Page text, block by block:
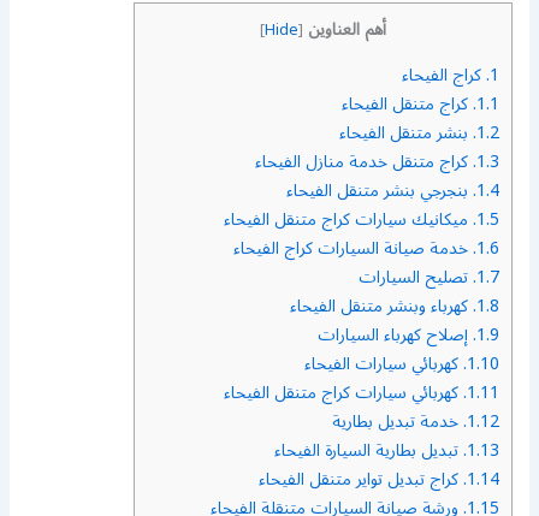
أهم العناوين [
Hide
]
1. كراج الفيحاء
1.1. كراج متنقل الفيحاء
1.2. بنشر متنقل الفيحاء
1.3. كراج متنقل خدمة منازل الفيحاء
1.4. بنجرجي بنشر متنقل الفيحاء
1.5. ميكانيك سيارات كراج متنقل الفيحاء
1.6. خدمة صيانة السيارات كراج الفيحاء
1.7. تصليح السيارات
1.8. كهرباء وبنشر متنقل الفيحاء
1.9. إصلاح كهرباء السيارات
1.10. كهربائي سيارات الفيحاء
1.11. كهربائي سيارات كراج متنقل الفيحاء
1.12. خدمة تبديل بطارية
1.13. تبديل بطارية السيارة الفيحاء
1.14. كراج تبديل تواير متنقل الفيحاء
1.15. ورشة صيانة السيارات متنقلة الفيحاء